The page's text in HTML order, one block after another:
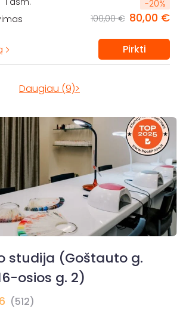
-20%
100,00 € 80,00 €
Pirkti
Daugiau (9)>
studija (Goštauto g.
osios g. 2)
(512)